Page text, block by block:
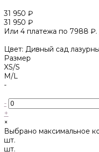
31 950 ₽
31 950 ₽
Или 4 платежа по 7988 ₽.
Цвет: Дивный сад
Размер
XS/S
M/L
-
-
+
×
Выбрано максимальное
шт.
шт.